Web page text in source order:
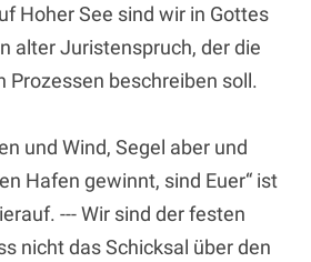
Hoher See sind wir in Gottes
alter Juristenspruch, der die
Prozessen beschreiben soll.
und Wind, Segel aber und
Hafen gewinnt, sind Euer“ ist
--- Wir sind der festen
nicht das Schicksal über den